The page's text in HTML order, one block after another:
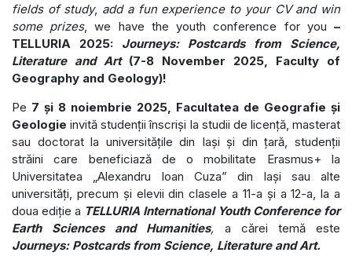
fields of study, add a fun experience to your CV and win
some prizes, we have the youth conference for you –
TELLURIA 2025: Journeys: Postcards from Science,
Literature and Art(7-8 November 2025, Faculty of
Geography and Geology)!
Pe 7 și 8 noiembrie 2025, Facultatea de Geografie și
Geologieinvită studenții înscriși la studii de licență, masterat
sau doctorat la universitățile din Iași și din țară, studenții
străini care beneficiază de o mobilitate Erasmus+ la
Universitatea „Alexandru Ioan Cuza” din Iași sau alte
universități, precum și elevii din clasele a 11-a și a 12-a, la a
doua ediție a TELLURIA International Youth Conference for
Earth Sciences and Humanities, a cărei temă este
Journeys: Postcards from Science, Literature and Art.